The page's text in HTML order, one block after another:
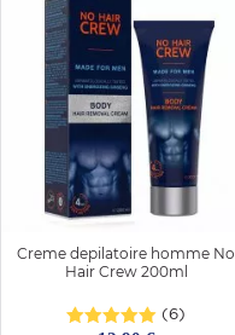
Creme depilatoire homme No
Hair Crew 200ml
(6)